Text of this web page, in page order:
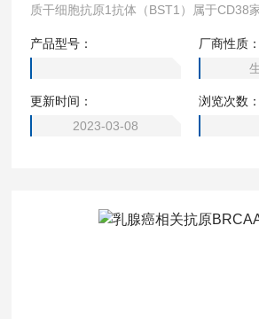
质干细胞抗原1抗体（BST1）属于CD38
分子在其细胞外成分中显示两个不同的结
酶活性有关（它合成环ADP核糖，第二个
释放钙），第二个结构域具有粘附/信号性
产品型号：
厂商性质：
更新时间：
2023-03-08
浏览次数：